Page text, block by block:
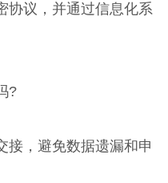
协议，并通过信息化系
?
接，避免数据遗漏和申